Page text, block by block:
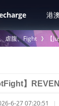
港
虐腹、Fight
›
【
】
6-27 07:20:51 |